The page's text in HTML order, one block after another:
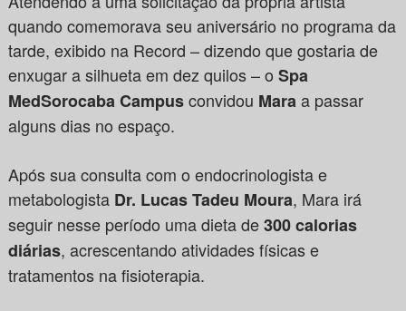
quando comemorava seu aniversário no programa da
tarde, exibido na Record – dizendo que gostaria de
enxugar a silhueta em dez quilos – o Spa
MedSorocaba Campusconvidou Maraa passar
alguns dias no espaço.
Após sua consulta com o endocrinologista e
metabologista Dr. Lucas Tadeu Moura, Mara irá
seguir nesse período uma dieta de300 calorias
diárias, acrescentando atividades físicas e
tratamentos na fisioterapia.